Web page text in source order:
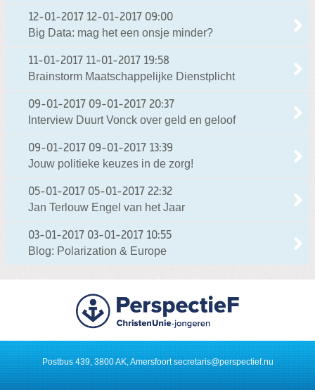
12-01-2017 12-01-2017 09:00
Big Data: mag het een onsje minder?
11-01-2017 11-01-2017 19:58
Brainstorm Maatschappelijke Dienstplicht
09-01-2017 09-01-2017 20:37
Interview Duurt Vonck over geld en geloof
09-01-2017 09-01-2017 13:39
Jouw politieke keuzes in de zorg!
05-01-2017 05-01-2017 22:32
Jan Terlouw Engel van het Jaar
03-01-2017 03-01-2017 10:55
Blog: Polarization & Europe
Postbus 439, 3800 AK, Amersfoortsecretaris@perspectief.nu